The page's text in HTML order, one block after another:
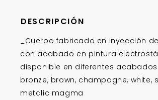
DESCRIPCIÓN
_Cuerpo fabricado en inyección
con acabado en pintura
disponible en diferentes
bronze, brown, champagne, white,
metalic magma